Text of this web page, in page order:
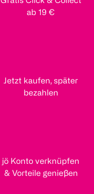
ab 19 €
Jetzt kaufen, später
bezahlen
jö Konto verknüpfen
& Vorteile genießen